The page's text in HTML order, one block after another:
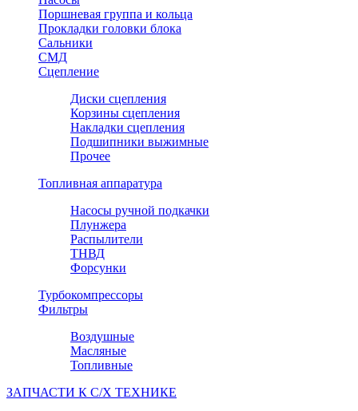
Поршневая группа и кольца
Прокладки головки блока
Сальники
СМД
Сцепление
Диски сцепления
Корзины сцепления
Накладки сцепления
Подшипники выжимные
Прочее
Топливная аппаратура
Насосы ручной подкачки
Плунжера
Распылители
ТНВД
Форсунки
Турбокомпрессоры
Фильтры
Воздушные
Масляные
Топливные
ЗАПЧАСТИ К С/Х ТЕХНИКЕ